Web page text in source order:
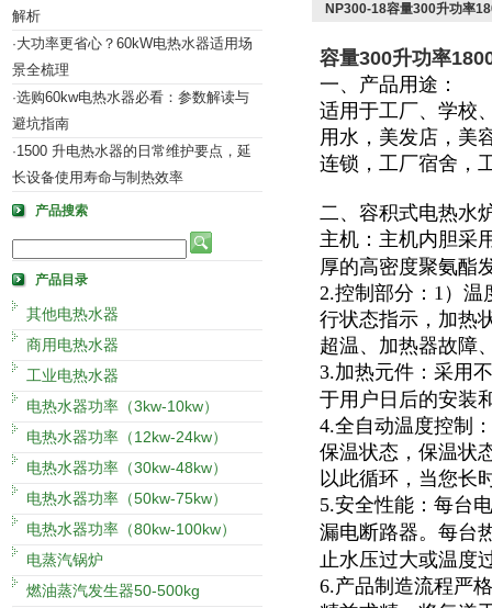
解析
·大功率更省心？60kW电热水器适用场
景全梳理
·选购60kw电热水器必看：参数解读与
避坑指南
·1500 升电热水器的日常维护要点，延
长设备使用寿命与制热效率
产品搜索
产品目录
其他电热水器
商用电热水器
工业电热水器
电热水器功率（3kw-10kw）
电热水器功率（12kw-24kw）
电热水器功率（30kw-48kw）
电热水器功率（50kw-75kw）
电热水器功率（80kw-100kw）
电蒸汽锅炉
燃油蒸汽发生器50-500kg
NP300-18容量300升功率
容量300升功率
一、产品用途：
适用于工厂、学校
用水，美发店，美
连锁，工厂宿舍，
二、容积式电热水
主机：主机内胆采
厚的高密度聚氨酯
2.控制部分：1）温
行状态指示，加热
超温、加热器故障
3.加热元件：采用
于用户日后的安装
4.全自动温度控制
保温状态，保温状
以此循环，当您长
5.安全性能：每台
漏电断路器。每台
止水压过大或温度
6.产品制造流程严